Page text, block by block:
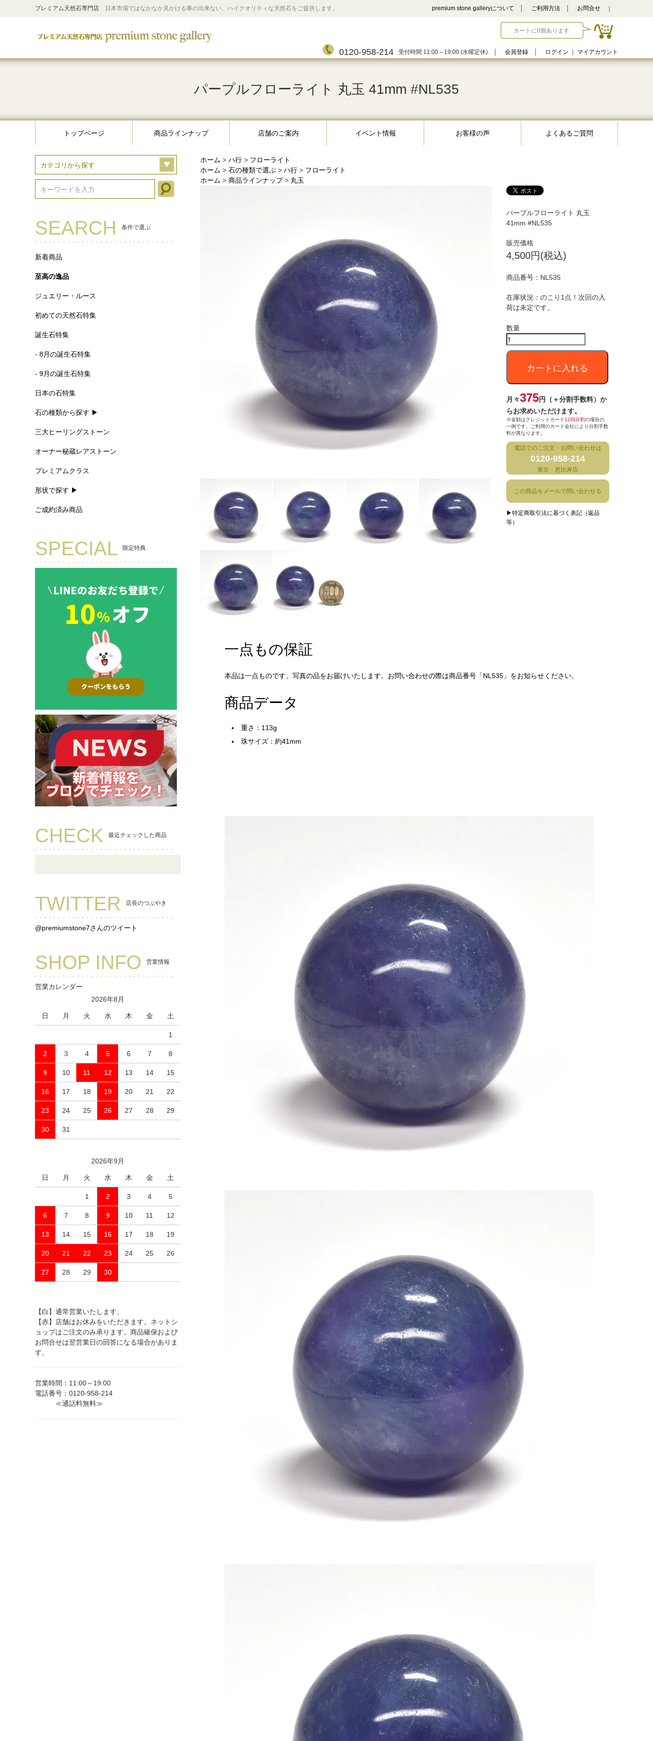
プレミアム天然石専門店 日本市場ではなかなか見かける事の出来ない、ハイクオリティな天然石をご提供します。 premium stone galleryについて ご利用方法 お問合せ
カートに0個あります
0120-958-214 受付時間 11:00～19:00 (水曜定休) 会員登録 ログイン マイアカウント
パープルフローライト 丸玉 41mm #NL535
トップページ 商品ラインナップ 店舗のご案内 イベント情報 お客様の声 よくあるご質問
SEARCH 条件で選ぶ
新着商品
至高の逸品
ジュエリー・ルース
初めての天然石特集
誕生石特集
- 8月の誕生石特集
- 9月の誕生石特集
日本の石特集
石の種類から探す ▶
三大ヒーリングストーン
オーナー秘蔵レアストーン
プレミアムクラス
形状で探す ▶
ご成約済み商品
SPECIAL 限定特典
CHECK 最近チェックした商品
TWITTER 店長のつぶやき
@premiumstone7さんのツイート
SHOP INFO 営業情報
営業カレンダー
2026年8月
日 月 火 水 木 金 土
1
2 3 4 5 6 7 8
9 10 11 12 13 14 15
16 17 18 19 20 21 22
23 24 25 26 27 28 29
30 31
2026年9月
日 月 火 水 木 金 土
1 2 3 4 5
6 7 8 9 10 11 12
13 14 15 16 17 18 19
20 21 22 23 24 25 26
27 28 29 30
【白】通常営業いたします。
【赤】店舗はお休みをいただきます。ネットシ
ョップはご注文のみ承ります。商品確保および
お問合せは翌営業日の回答になる場合がありま
す。
営業時間：11:00～19:00
電話番号：0120-958-214
≪通話料無料≫
ホーム > ハ行 > フローライト
ホーム > 石の種類で選ぶ > ハ行 > フローライト
ホーム > 商品ラインナップ > 丸玉
パープルフローライト 丸玉
41mm #NL535
販売価格
4,500円(税込)
商品番号： NL535
在庫状況：のこり1点！次回の入
荷は未定です。
数量
カートに入れる
月々375円（＋分割手数料）か
らお求めいただけます。
※金額はクレジットカード12回分割の場合の
一例です。ご利用のカード会社により分割手数
料が異なります。
電話でのご注文・お問い合わせは
0120-958-214
東京・恵比寿店
この商品をメールで問い合わせる
▶特定商取引法に基づく表記（返品
等）
一点もの保証
本品は一点ものです。写真の品をお届けいたします。お問い合わせの際は商品番号「NL535」をお知らせください。
商品データ
重さ：113g
珠サイズ：約41mm